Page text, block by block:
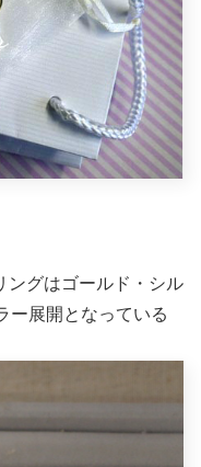
ングはゴールド・シル
ー展開となっている